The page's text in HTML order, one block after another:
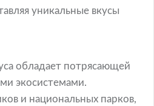
уникальные вкусы
обладает потрясающей
экосистемами.
и национальных парков,